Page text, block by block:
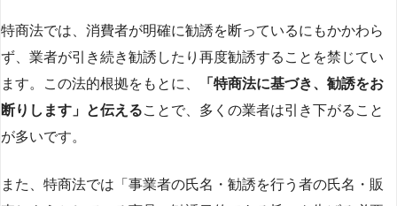
特商法では、消費者が明確に勧誘を断っているにもかかわら
ず、業者が引き続き勧誘したり再度勧誘することを禁じてい
ます。この法的根拠をもとに、
「特商法に基づき、勧誘をお
断りします」と伝えることで、多くの業者は引き下がること
が多いです​​。
また、特商法では「事業者の氏名・勧誘を行う者の氏名・販